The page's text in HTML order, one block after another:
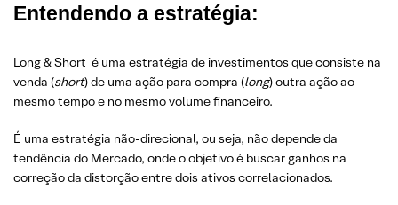
Entendendo a estratégia:
Long & Short é uma estratégia de investimentos que consiste na
venda (short) de uma ação para compra (long) outra ação ao
mesmo tempo e no mesmo volume financeiro.
É uma estratégia não-direcional, ou seja, não depende da
tendência do Mercado, onde o objetivo é buscar ganhos na
correção da distorção entre dois ativos correlacionados.